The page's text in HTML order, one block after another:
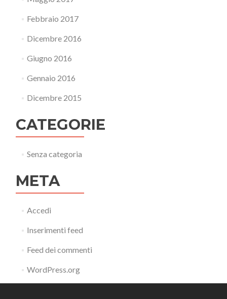
Febbraio 2017
Dicembre 2016
Giugno 2016
Gennaio 2016
Dicembre 2015
CATEGORIE
Senza categoria
META
Accedi
Inserimenti feed
Feed dei commenti
WordPress.org